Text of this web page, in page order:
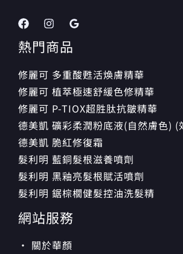
熱門商品
修麗可 多重酸甦活煥膚精華
修麗可 植萃極速舒緩色修精華
修麗可 P-TIOX超胜肽抗皺精華
德美凱 礦彩柔潤粉底液(自然膚色)
德美凱 脆紅修復霜
髮利明 藍銅髮根滋養噴劑
髮利明 黑釉亮髮根賦活噴劑
髮利明 鋸棕櫚健髮控油洗髮精
網站服務
· 關於華顏